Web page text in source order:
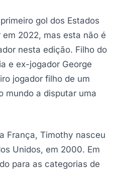
gol dos Estados
2022, mas esta não é
nesta edição. Filho do
e ex-jogador George
jogador filho de um
mundo a disputar uma
França, Timothy nasceu
Unidos, em 2000. Em
para as categorias de